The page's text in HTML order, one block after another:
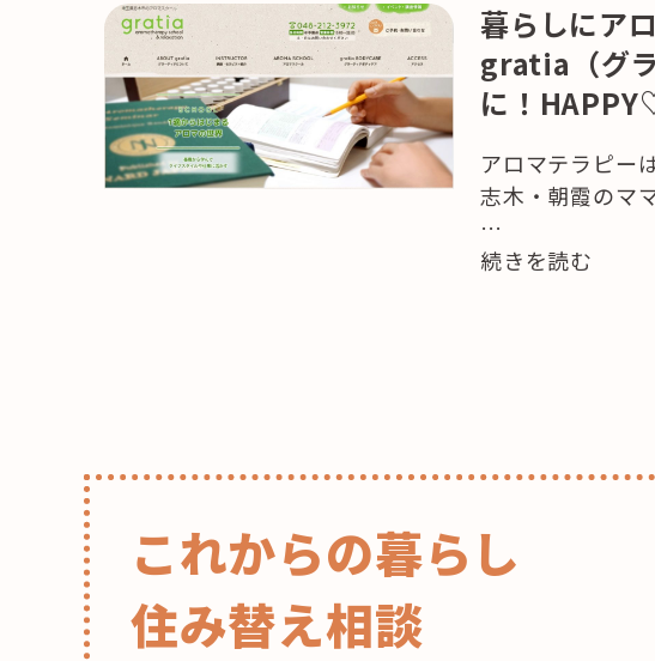
暮らしにア
gratia（グ
に！
アロマテラピー
志木・朝霞のマ
…
“暮
を
り
入
続きを読む
これからの暮らし
住み替え相談